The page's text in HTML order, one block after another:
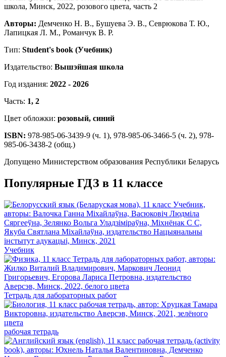
Авторы: Демченко Н. В., Бушуева Э. В., Севрюкова Т. Ю.,
Лапицкая Л. М., Романчук В. Р.
Тип: Student's book (Учебник)
Издательство: Вышэйшая школа
Год издания: 2022 - 2026
Часть: 1, 2
Цвет обложки: розовый, синий
ISBN: 978-985-06-3439-9 (ч. 1), 978-985-06-3466-5 (ч. 2), 978-
985-06-3438-2 (общ.)
Допущено Министерством образования Республики Беларусь
Популярные ГДЗ в 11 классе
Учебник
Тетрадь для лабораторных работ
рабочая тетрадь